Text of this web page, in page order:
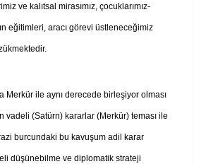
ve kalıtsal mirasımız, çocuklarımız-
eğitimleri, aracı görevi üstleneceğimiz
Merkür ile aynı derecede birleşiyor olması
vadeli (Satürn) kararlar (Merkür) teması ile
burcundaki bu kavuşum adil karar
düşünebilme ve diplomatik strateji